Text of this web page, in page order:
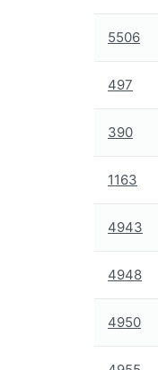
5506
497
390
1163
4943
4948
4950